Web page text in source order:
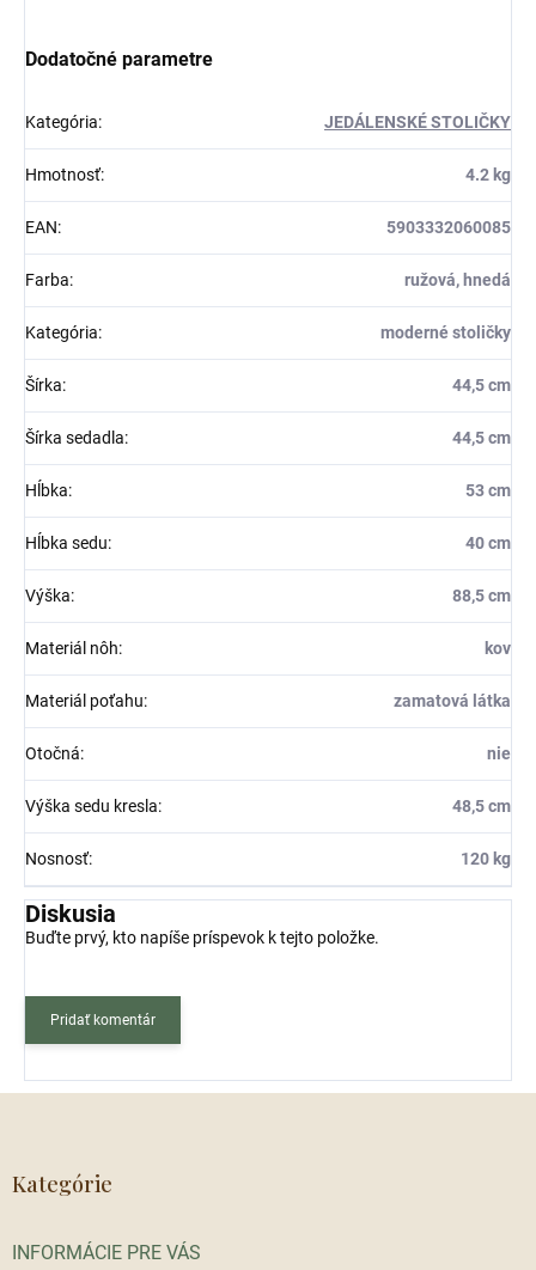
Dodatočné parametre
Kategória: JEDÁLENSKÉ STOLIČKY
Hmotnosť: 4.2 kg
EAN: 5903332060085
Farba: ružová, hnedá
Kategória: moderné stoličky
Šírka: 44,5 cm
Šírka sedadla: 44,5 cm
Hĺbka: 53 cm
Hĺbka sedu: 40 cm
Výška: 88,5 cm
Materiál nôh: kov
Materiál poťahu: zamatová látka
Otočná: nie
Výška sedu kresla: 48,5 cm
Nosnosť: 120 kg
Diskusia
Buďte prvý, kto napíše príspevok k tejto položke.
Pridať komentár
Kategórie
INFORMÁCIE PRE VÁS